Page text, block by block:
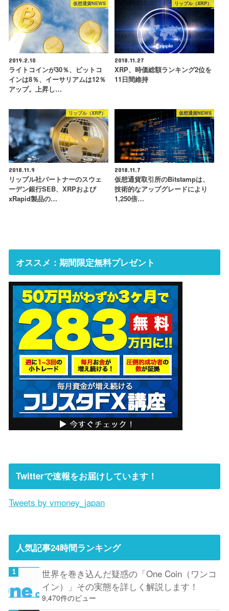
仮想通貨NEWS
2019.2.10
ライトコインが30％、ビットコ
インは8％、イーサリアムは12％
アップ。上昇し…
リップル（XRP）
2018.11.27
XRP、時価総額ランキング2位を
11日間維持
リップル（XRP）
2018.11.9
リップル社パートナーのスウェ
ーデン銀行SEB、XRPおよび
xRapid製品の…
仮想通貨NEWS
2018.11.7
仮想通貨取引所のBitstampは、
技術的なアップグレードにより
1,250倍…
オススメ：期間限定無料プレゼント
Twitterで速報をお届けしています！
Tweets by vmoney_japan
人気記事24時間ランキング
世界を巻き込んだ疑惑の「One Coin（ワンコ
イン）」その実態を詳しく解説します！
9,470件のビュー